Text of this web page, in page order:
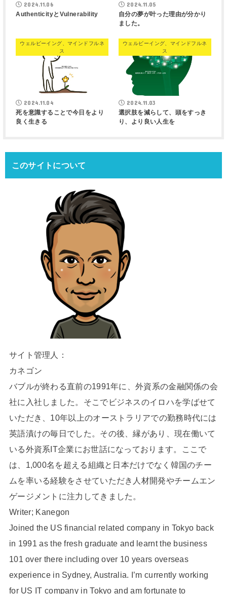
2024.11.06
AuthenticityとVulnerability
2024.11.05
自分の夢が叶った理由が分かり
ました。
ウェルビーイング、マインドフルネ
ス
2024.11.04
死を意識することで今日をより
良く生きる
ウェルビーイング、マインドフルネ
ス
2024.11.03
選択肢を減らして、頭をすっき
り、より良い人生を
このサイトについて
サイト管理人：
カネゴン
バブルが終わる直前の1991年に、外資系の金融関係の会
社に入社しました。そこでビジネスのイロハを学ばせて
いただき、10年以上のオーストラリアでの勤務時代には
英語漬けの毎日でした。その後、縁があり、現在働いて
いる外資系IT企業にお世話になっております。ここで
は、1,000名を超える組織と日本だけでなく韓国のチー
ムを率いる経験をさせていただき人材開発やチームエン
ゲージメントに注力してきました。
Writer; Kanegon
Joined the US financial related company in Tokyo back
in 1991 as the fresh graduate and learnt the business
101 over there including over 10 years overseas
experience in Sydney, Australia. I’m currently working
for US IT company in Tokyo and am fortunate to